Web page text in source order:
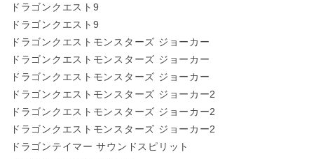
ドラゴンクエスト9
ドラゴンクエスト9
ドラゴンクエストモンスターズ ジョーカー
ドラゴンクエストモンスターズ ジョーカー
ドラゴンクエストモンスターズ ジョーカー
ドラゴンクエストモンスターズ ジョーカー2
ドラゴンクエストモンスターズ ジョーカー2
ドラゴンクエストモンスターズ ジョーカー2
ドラゴンテイマー サウンドスピリット